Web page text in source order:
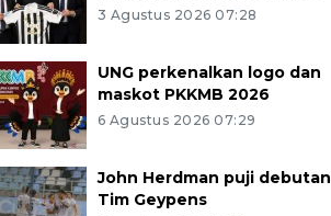
3 Agustus 2026 07:28
UNG perkenalkan logo dan
maskot PKKMB 2026
6 Agustus 2026 07:29
John Herdman puji debutan
Tim Geypens